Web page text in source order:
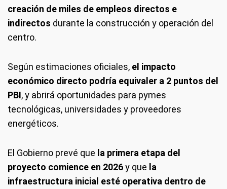
creación de miles de empleos directos e
indirectos durante la construcción y operación del
centro.
Según estimaciones oficiales, el impacto
económico directo podría equivaler a 2 puntos del
PBI, y abrirá oportunidades para pymes
tecnológicas, universidades y proveedores
energéticos.
El Gobierno prevé que la primera etapa del
proyecto comience en 2026y que la
infraestructura inicial esté operativa dentro de